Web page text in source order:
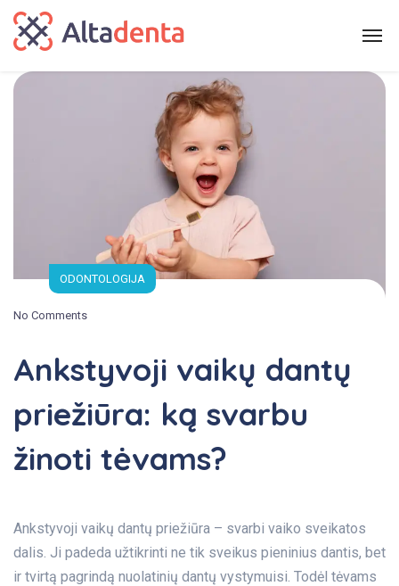
ODONTOLOGIJA
No Comments
Ankstyvoji vaikų dantų
priežiūra: ką svarbu
žinoti tėvams?
Ankstyvoji vaikų dantų priežiūra – svarbi vaiko sveikatos
dalis. Ji padeda užtikrinti ne tik sveikus pieninius dantis, bet
ir tvirtą pagrindą nuolatinių dantų vystymuisi. Todėl tėvams